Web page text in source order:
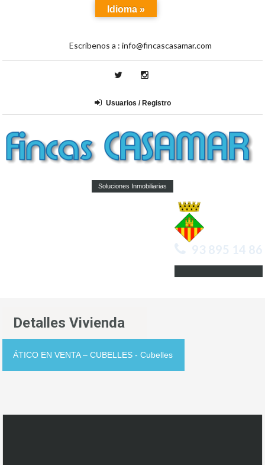
Escríbenos a : info@fincascasamar.com
Usuarios / Registro
Soluciones Inmobiliarias
93 895 14 86
Detalles Vivienda
ÁTICO EN VENTA – CUBELLES - Cubelles
Idioma »